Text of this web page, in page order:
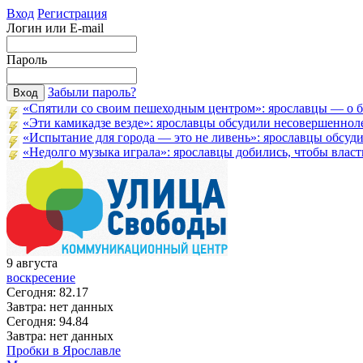
Вход Регистрация
Логин или E-mail
Пароль
Забыли пароль?
«Спятили со своим пешеходным центром»: ярославцы — о
«Эти камикадзе везде»: ярославцы обсудили
«Испытание для города — это не ливень»: ярославцы
«Недолго музыка играла»: ярославцы добились, чтобы
9 августа
воскресение
Сегодня: 82.17
Завтра: нет данных
Сегодня: 94.84
Завтра: нет данных
Пробки в Ярославле